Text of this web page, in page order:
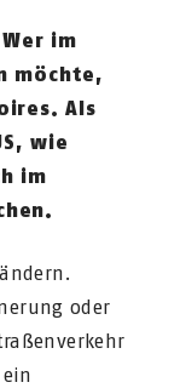
im
möchte,
Als
wie
im
oder